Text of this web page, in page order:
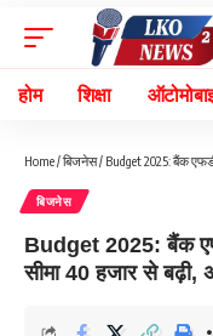
होम शिक्षा
Home/बिजनेस/ Budget 2025: बैंक एफडी से
बिजनेस
Budget 2025: बैंक
सीमा 40 हजार से बढ़ी,